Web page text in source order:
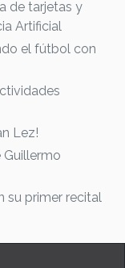
de tarjetas y
Artificial
el fútbol con
Lez!
Guillermo
su primer recital